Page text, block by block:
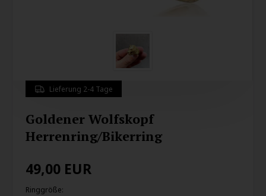
Lieferung 2-4 Tage
Goldener Wolfskopf
Herrenring/Bikerring
49,00 EUR
Ringgröße: